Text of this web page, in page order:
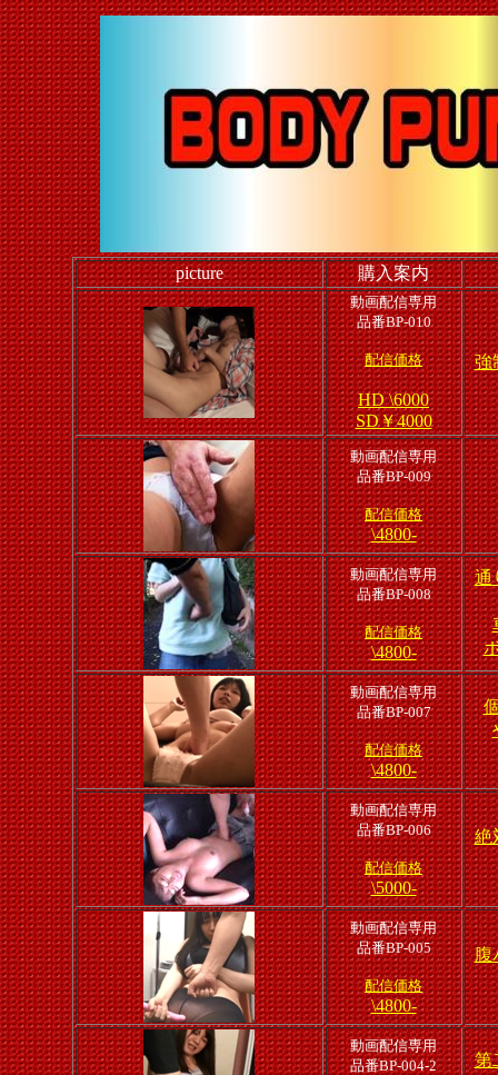
picture 購入案内
動画配信専用
品番BP-010
配信価格
HD \6000
SD￥4000
強
動画配信専用
品番BP-009
配信価格
\4800-
動画配信専用
品番BP-008
配信価格
\4800-
通
動画配信専用
品番BP-007
配信価格
\4800-
動画配信専用
品番BP-006
配信価格
\5000-
絶
動画配信専用
品番BP-005
配信価格
\4800-
腹
動画配信専用
品番BP-004-2
第